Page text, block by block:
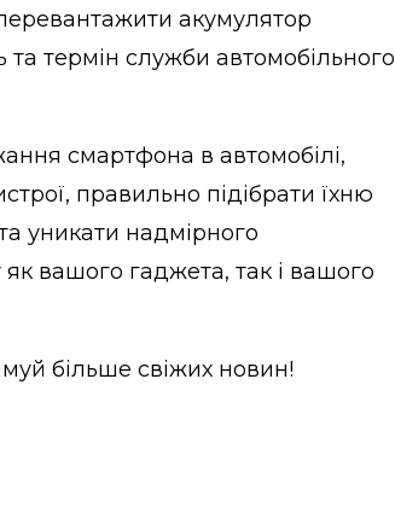
акумулятор
термін служби автомобільного
смартфона в автомобілі,
правильно підібрати їхню
уникати надмірного
вашого гаджета, так і вашого
більше свіжих новин!